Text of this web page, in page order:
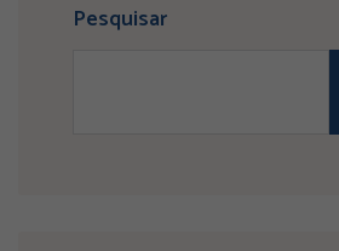
Pesquisar